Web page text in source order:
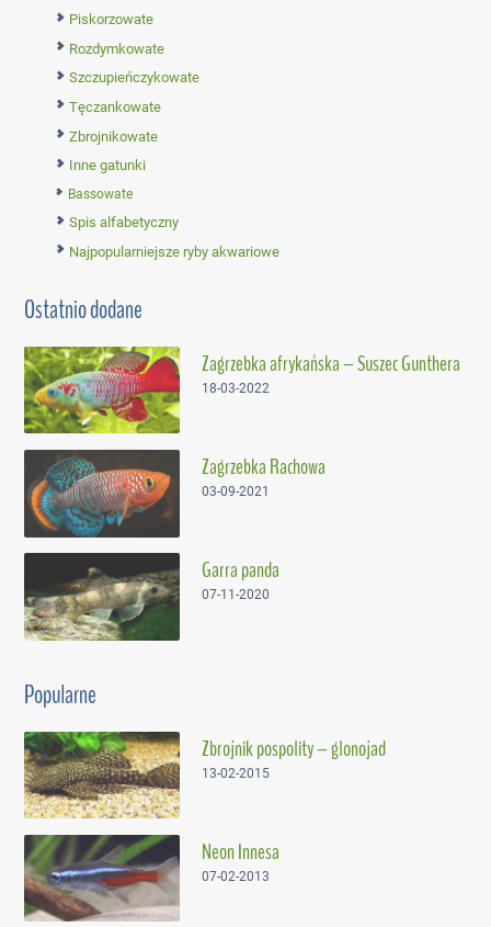
Piskorzowate
Rozdymkowate
Szczupieńczykowate
Tęczankowate
Zbrojnikowate
Inne gatunki
Bassowate
Spis alfabetyczny
Najpopularniejsze ryby akwariowe
Ostatnio dodane
Zagrzebka afrykańska – Suszec Gunthera
18-03-2022
Zagrzebka Rachowa
03-09-2021
Garra panda
07-11-2020
Popularne
Zbrojnik pospolity – glonojad
13-02-2015
Neon Innesa
07-02-2013